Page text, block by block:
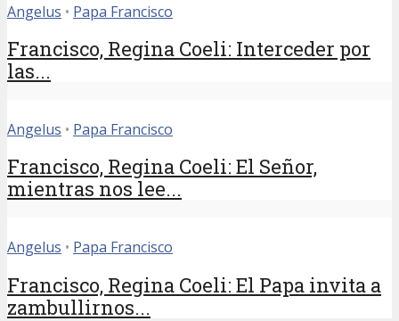
Angelus • Papa Francisco
Francisco, Regina Coeli: Interceder por
las...
Angelus • Papa Francisco
Francisco, Regina Coeli: El Señor,
mientras nos lee...
Angelus • Papa Francisco
Francisco, Regina Coeli: El Papa invita a
zambullirnos...